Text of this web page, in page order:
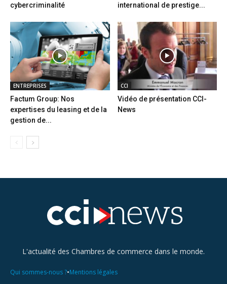
cybercriminalité
international de prestige...
ENTREPRISES
Factum Group: Nos
expertises du leasing et de la
gestion de...
CCI
Vidéo de présentation CCI-
News
L'actualité des Chambres de commerce dans le monde.
Qui sommes-nous ?•Mentions légales